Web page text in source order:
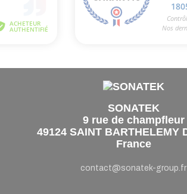
SONATEK
9 rue de champfleur
49124 SAINT BARTHELEMY
France
contact@sonatek-group.fr